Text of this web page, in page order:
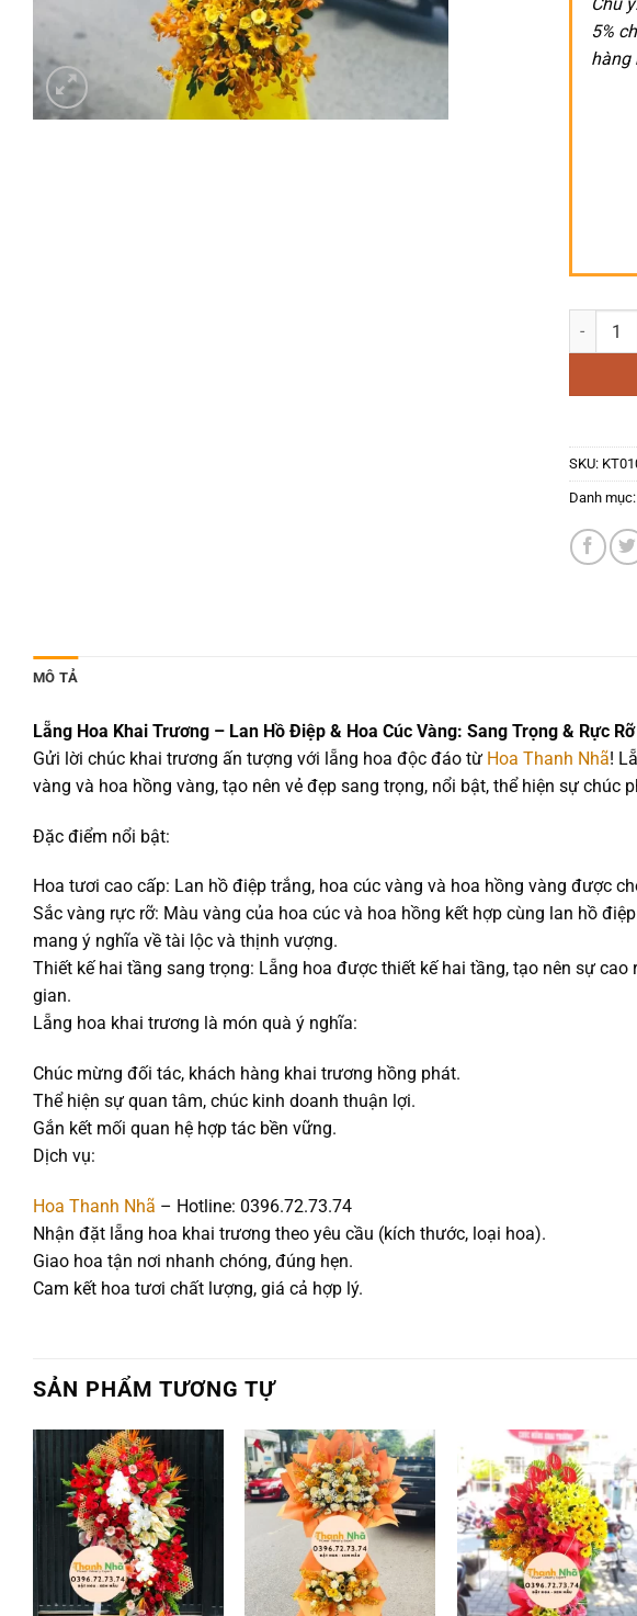
Chú
5%
hàng
Hoa
SKU:
Danh mục:
MÔ TẢ
Lẵng Hoa Khai Trương – Lan Hồ Điệp & Hoa Cúc Vàng: Sang Trọng & Rực Rỡ
Gửi lời chúc khai trương ấn tượng với lẵng hoa độc đáo từ Hoa Thanh Nhã!
vàng và hoa hồng vàng, tạo nên vẻ đẹp sang trọng, nổi bật, thể hiện sự chúc
Đặc điểm nổi bật:
Hoa tươi cao cấp: Lan hồ điệp trắng, hoa cúc vàng và hoa hồng vàng được
Sắc vàng rực rỡ: Màu vàng của hoa cúc và hoa hồng kết hợp cùng lan hồ
mang ý nghĩa về tài lộc và thịnh vượng.
Thiết kế hai tầng sang trọng: Lẵng hoa được thiết kế hai tầng, tạo nên sự
gian.
Lẵng hoa khai trương là món quà ý nghĩa:
Chúc mừng đối tác, khách hàng khai trương hồng phát.
Thể hiện sự quan tâm, chúc kinh doanh thuận lợi.
Gắn kết mối quan hệ hợp tác bền vững.
Dịch vụ:
Hoa Thanh Nhã – Hotline: 0396.72.73.74
Nhận đặt lẵng hoa khai trương theo yêu cầu (kích thước, loại hoa).
Giao hoa tận nơi nhanh chóng, đúng hẹn.
Cam kết hoa tươi chất lượng, giá cả hợp lý.
SẢN PHẨM TƯƠNG TỰ
Add to
wishlist
Add to
wishlist
Add to
wishlist